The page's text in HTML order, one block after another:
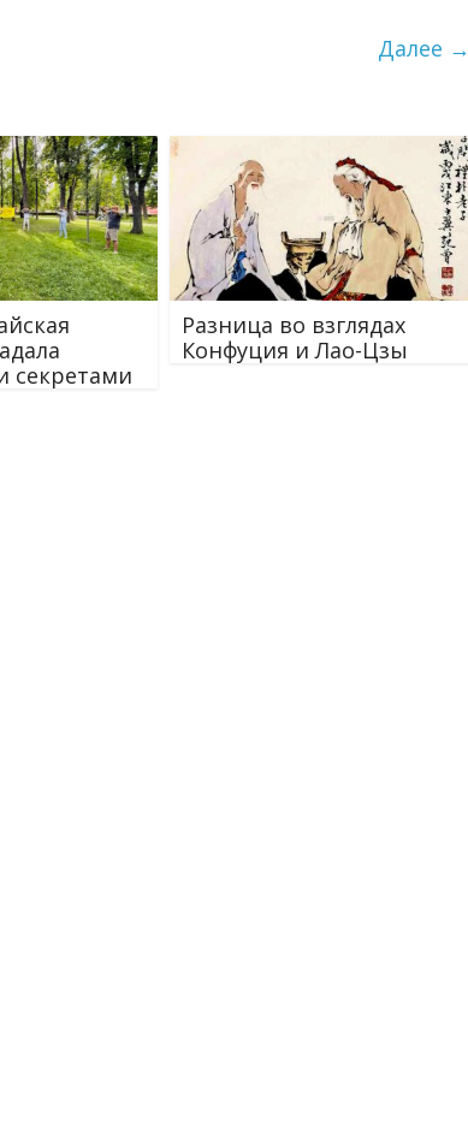
Далее →
секретами
Разница во взглядах
Конфуция и Лао-Цзы